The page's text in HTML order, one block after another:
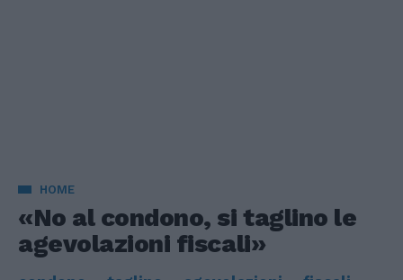
HOME
«No al condono, si taglino le
agevolazioni fiscali»